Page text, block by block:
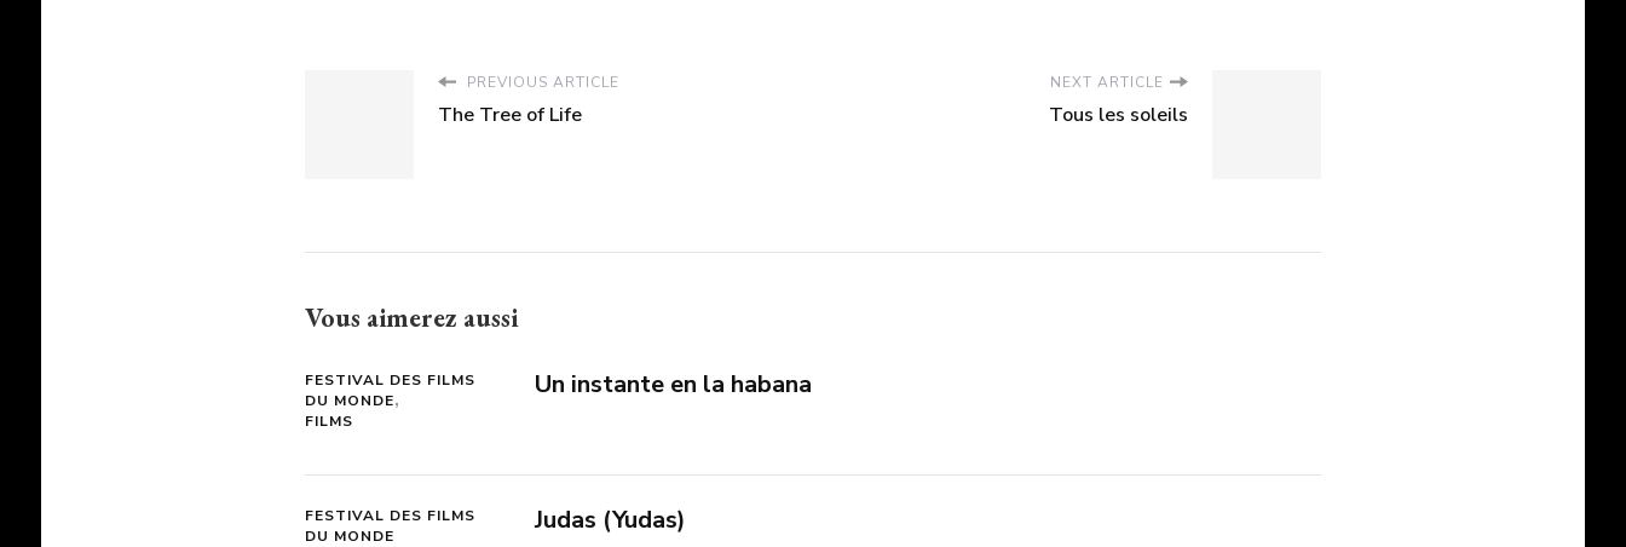
PREVIOUS ARTICLE
The Tree of Life
NEXT ARTICLE
Tous les soleils
Vous aimerez aussi
FESTIVAL DES FILMS
DU MONDE
FILMS
Un instante en la habana
FESTIVAL DES FILMS
DU MONDE
Judas (Yudas)